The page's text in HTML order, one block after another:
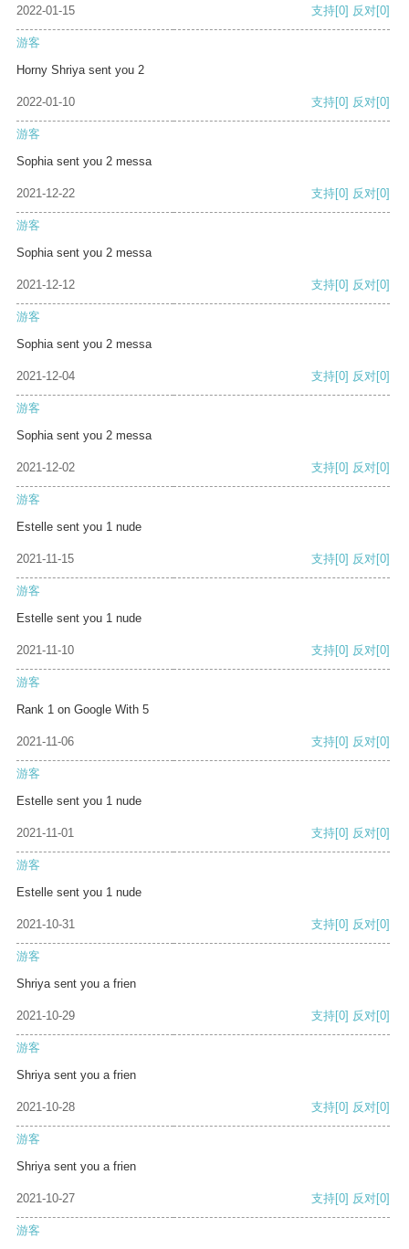
2022-01-15 支持[0] 反对[0]
游客
Horny Shriya sent you 2
2022-01-10 支持[0] 反对[0]
游客
Sophia sent you 2 messa
2021-12-22 支持[0] 反对[0]
游客
Sophia sent you 2 messa
2021-12-12 支持[0] 反对[0]
游客
Sophia sent you 2 messa
2021-12-04 支持[0] 反对[0]
游客
Sophia sent you 2 messa
2021-12-02 支持[0] 反对[0]
游客
Estelle sent you 1 nude
2021-11-15 支持[0] 反对[0]
游客
Estelle sent you 1 nude
2021-11-10 支持[0] 反对[0]
游客
Rank 1 on Google With 5
2021-11-06 支持[0] 反对[0]
游客
Estelle sent you 1 nude
2021-11-01 支持[0] 反对[0]
游客
Estelle sent you 1 nude
2021-10-31 支持[0] 反对[0]
游客
Shriya sent you a frien
2021-10-29 支持[0] 反对[0]
游客
Shriya sent you a frien
2021-10-28 支持[0] 反对[0]
游客
Shriya sent you a frien
2021-10-27 支持[0] 反对[0]
游客